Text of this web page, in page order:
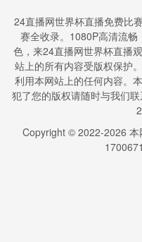
24直播网世界杯直播免费比
赛全收录。1080P高清流
色，来24直播网世界杯直播
站上的所有内容受版权保护
利用本网站上的任何内容。
犯了您的版权请随时与我们
Copyright © 2022-2026 本